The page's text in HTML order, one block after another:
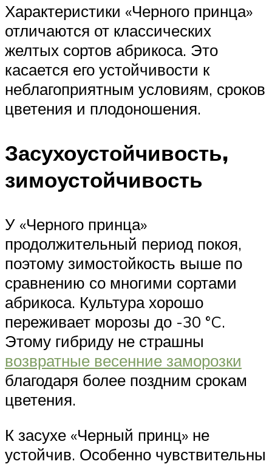
Характеристики «Черного принца»
отличаются от классических
желтых сортов абрикоса. Это
касается его устойчивости к
неблагоприятным условиям, сроков
цветения и плодоношения.
Засухоустойчивость,
зимоустойчивость
У «Черного принца»
продолжительный период покоя,
поэтому зимостойкость выше по
сравнению со многими сортами
абрикоса. Культура хорошо
переживает морозы до -30 °C.
Этому гибриду не страшны
возвратные весенние заморозки
благодаря более поздним срокам
цветения.
К засухе «Черный принц» не
устойчив. Особенно чувствительны